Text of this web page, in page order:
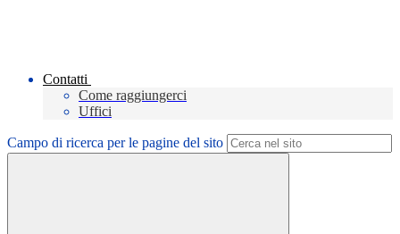
Contatti
Come raggiungerci
Uffici
Campo di ricerca per le pagine del sito